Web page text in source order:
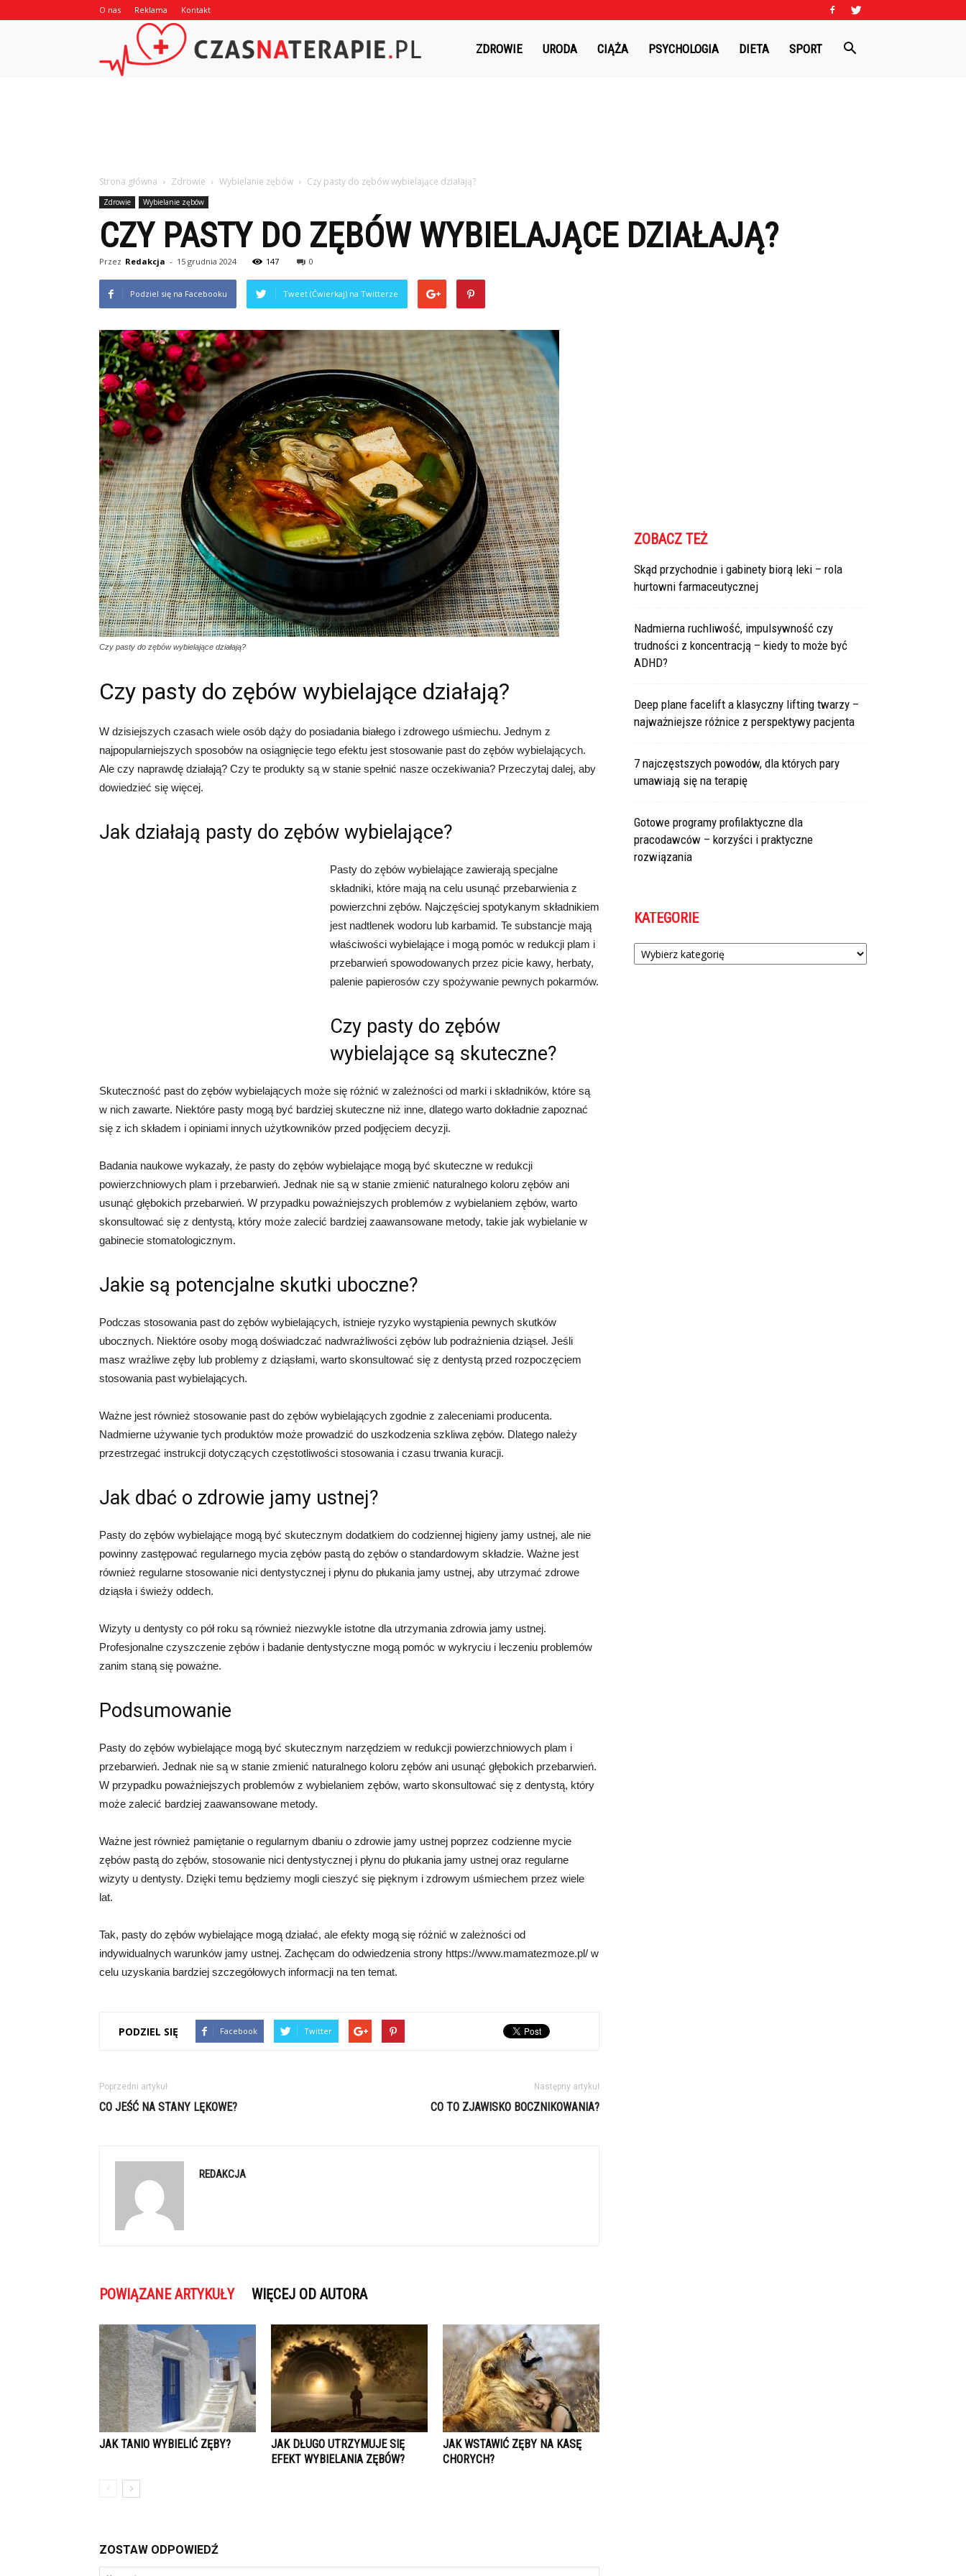
O nas Reklama Kontakt
Czasnaterapie.plZDROWIE URODA CIĄŻA PSYCHOLOGIA DIETA SPORT
Strona główna Zdrowie Wybielanie zębów Czy pasty do zębów wybielające działają?
Zdrowie Wybielanie zębów
CZY PASTY DO ZĘBÓW WYBIELAJĄCE DZIAŁAJĄ?
Przez Redakcja - 15 grudnia 2024 147 0
Podziel się na Facebooku Tweet (Ćwierkaj) na Twitterze
Czy pasty do zębów wybielające działają?
Czy pasty do zębów wybielające działają?
W dzisiejszych czasach wiele osób dąży do posiadania białego i zdrowego uśmiechu. Jednym z
najpopularniejszych sposobów na osiągnięcie tego efektu jest stosowanie past do zębów wybielających.
Ale czy naprawdę działają? Czy te produkty są w stanie spełnić nasze oczekiwania? Przeczytaj dalej, aby
dowiedzieć się więcej.
Jak działają pasty do zębów wybielające?
Pasty do zębów wybielające zawierają specjalne
składniki, które mają na celu usunąć przebarwienia z
powierzchni zębów. Najczęściej spotykanym składnikiem
jest nadtlenek wodoru lub karbamid. Te substancje mają
właściwości wybielające i mogą pomóc w redukcji plam i
przebarwień spowodowanych przez picie kawy, herbaty,
palenie papierosów czy spożywanie pewnych pokarmów.
Czy pasty do zębów
wybielające są skuteczne?
Skuteczność past do zębów wybielających może się różnić w zależności od marki i składników, które są
w nich zawarte. Niektóre pasty mogą być bardziej skuteczne niż inne, dlatego warto dokładnie zapoznać
się z ich składem i opiniami innych użytkowników przed podjęciem decyzji.
Badania naukowe wykazały, że pasty do zębów wybielające mogą być skuteczne w redukcji
powierzchniowych plam i przebarwień. Jednak nie są w stanie zmienić naturalnego koloru zębów ani
usunąć głębokich przebarwień. W przypadku poważniejszych problemów z wybielaniem zębów, warto
skonsultować się z dentystą, który może zalecić bardziej zaawansowane metody, takie jak wybielanie w
gabinecie stomatologicznym.
Jakie są potencjalne skutki uboczne?
Podczas stosowania past do zębów wybielających, istnieje ryzyko wystąpienia pewnych skutków
ubocznych. Niektóre osoby mogą doświadczać nadwrażliwości zębów lub podrażnienia dziąseł. Jeśli
masz wrażliwe zęby lub problemy z dziąsłami, warto skonsultować się z dentystą przed rozpoczęciem
stosowania past wybielających.
Ważne jest również stosowanie past do zębów wybielających zgodnie z zaleceniami producenta.
Nadmierne używanie tych produktów może prowadzić do uszkodzenia szkliwa zębów. Dlatego należy
przestrzegać instrukcji dotyczących częstotliwości stosowania i czasu trwania kuracji.
Jak dbać o zdrowie jamy ustnej?
Pasty do zębów wybielające mogą być skutecznym dodatkiem do codziennej higieny jamy ustnej, ale nie
powinny zastępować regularnego mycia zębów pastą do zębów o standardowym składzie. Ważne jest
również regularne stosowanie nici dentystycznej i płynu do płukania jamy ustnej, aby utrzymać zdrowe
dziąsła i świeży oddech.
Wizyty u dentysty co pół roku są również niezwykle istotne dla utrzymania zdrowia jamy ustnej.
Profesjonalne czyszczenie zębów i badanie dentystyczne mogą pomóc w wykryciu i leczeniu problemów
zanim staną się poważne.
Podsumowanie
Pasty do zębów wybielające mogą być skutecznym narzędziem w redukcji powierzchniowych plam i
przebarwień. Jednak nie są w stanie zmienić naturalnego koloru zębów ani usunąć głębokich przebarwień.
W przypadku poważniejszych problemów z wybielaniem zębów, warto skonsultować się z dentystą, który
może zalecić bardziej zaawansowane metody.
Ważne jest również pamiętanie o regularnym dbaniu o zdrowie jamy ustnej poprzez codzienne mycie
zębów pastą do zębów, stosowanie nici dentystycznej i płynu do płukania jamy ustnej oraz regularne
wizyty u dentysty. Dzięki temu będziemy mogli cieszyć się pięknym i zdrowym uśmiechem przez wiele
lat.
Tak, pasty do zębów wybielające mogą działać, ale efekty mogą się różnić w zależności od
indywidualnych warunków jamy ustnej. Zachęcam do odwiedzenia strony https://www.mamatezmoze.pl/ w
celu uzyskania bardziej szczegółowych informacji na ten temat.
PODZIEL SIĘ Facebook Twitter
Poprzedni artykuł
CO JEŚĆ NA STANY LĘKOWE?
Następny artykuł
CO TO ZJAWISKO BOCZNIKOWANIA?
REDAKCJA
POWIĄZANE ARTYKUŁY WIĘCEJ OD AUTORA
JAK TANIO WYBIELIĆ ZĘBY?
JAK DŁUGO UTRZYMUJE SIĘ
EFEKT WYBIELANIA ZĘBÓW?
JAK WSTAWIĆ ZĘBY NA KASĘ
CHORYCH?
ZOSTAW ODPOWIEDŹ
ZOBACZ TEŻ
Skąd przychodnie i gabinety biorą leki – rola
hurtowni farmaceutycznej
Nadmierna ruchliwość, impulsywność czy
trudności z koncentracją – kiedy to może być
ADHD?
Deep plane facelift a klasyczny lifting twarzy –
najważniejsze różnice z perspektywy pacjenta
7 najczęstszych powodów, dla których pary
umawiają się na terapię
Gotowe programy profilaktyczne dla
pracodawców – korzyści i praktyczne
rozwiązania
KATEGORIE
Kategorie